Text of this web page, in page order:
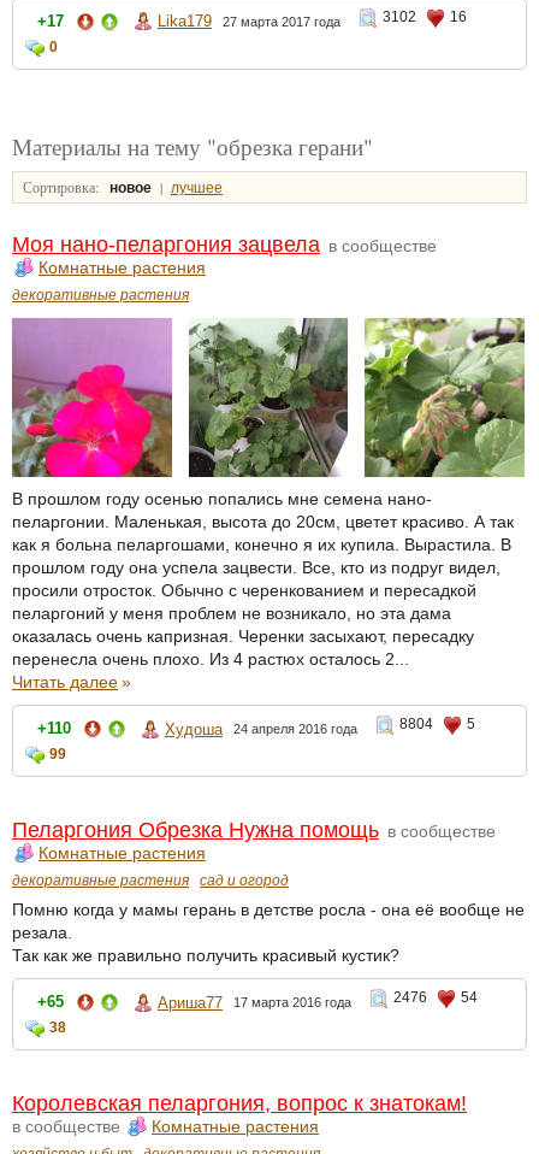
+17 Lika179 27 марта 2017 года 3102
16
0
Материалы на тему "обрезка герани"
Сортировка: новое | лучшее
Моя нано-пеларгония зацвела в сообществе
Комнатные растения
декоративные растения
В прошлом году осенью попались мне семена нано-
пеларгонии. Маленькая, высота до 20см, цветет красиво. А так
как я больна пеларгошами, конечно я их купила. Вырастила. В
прошлом году она успела зацвести. Все, кто из подруг видел,
просили отросток. Обычно с черенкованием и пересадкой
пеларгоний у меня проблем не возникало, но эта дама
оказалась очень капризная. Черенки засыхают, пересадку
перенесла очень плохо. Из 4 растюх осталось 2...
Читать далее»
+110 Худоша 24 апреля 2016 года 8804
5
99
Пеларгония Обрезка Нужна помощь в сообществе
Комнатные растения
декоративные растения сад и огород
Помню когда у мамы герань в детстве росла - она её вообще не
резала.
Так как же правильно получить красивый кустик?
+65 Ариша77 17 марта 2016 года 2476
54
38
Королевская пеларгония, вопрос к знатокам!
в сообществе Комнатные растения